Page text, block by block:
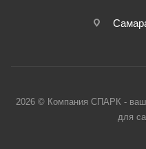
2026 © Компания СПАРК - ваш
для